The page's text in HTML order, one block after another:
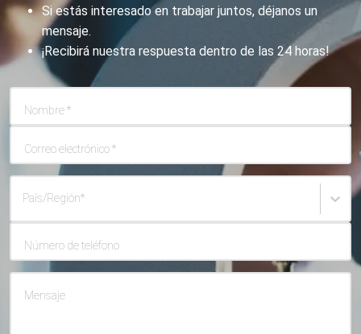
Si estás interesado en trabajar juntos, déjanos un
mensaje.
¡Recibirá nuestra respuesta dentro de las 24 horas!
Nombre*
Correo electrónico*
País/Región*
Número de teléfono
Mensaje